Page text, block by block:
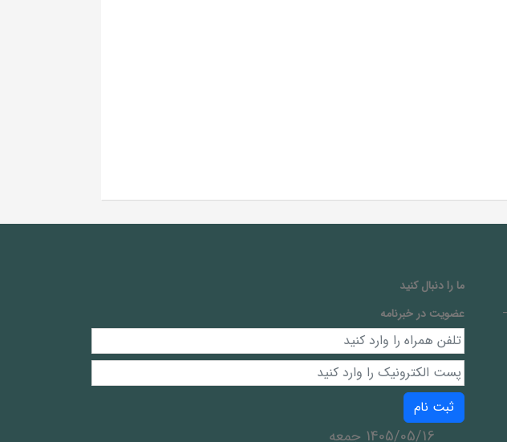
ما را دنبال کنيد
عضویت در خبرنامه
ثبت نام
1405/05/16 جمعه